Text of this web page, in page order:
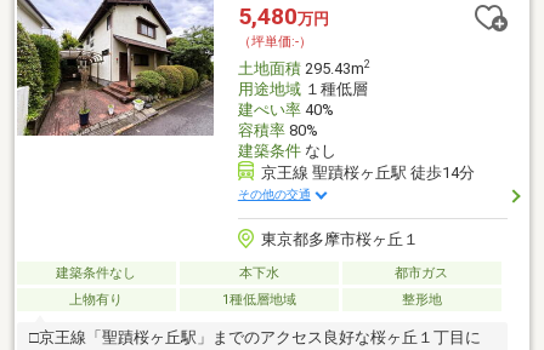
5,480万円
（坪単価:-）
土地面積295.43m2
用途地域１種低層
建ぺい率40%
容積率80%
建築条件なし
京王線 聖蹟桜ヶ丘駅 徒歩14分
その他の交通
東京都多摩市桜ヶ丘１
建築条件なし 本下水
都市ガス
上物有り
1種低層地域 整形地
□京王線「聖蹟桜ヶ丘駅」までのアクセス良好な桜ヶ丘１丁目に